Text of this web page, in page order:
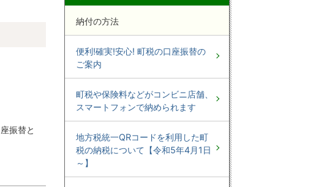
振替と
納付の方法
便利!確実!安心! 町税の口座振替の
ご案内
町税や保険料などがコンビニ店舗、
スマートフォンで納められます
地方税統一QRコードを利用した町
税の納税について【令和5年4月1日
～】